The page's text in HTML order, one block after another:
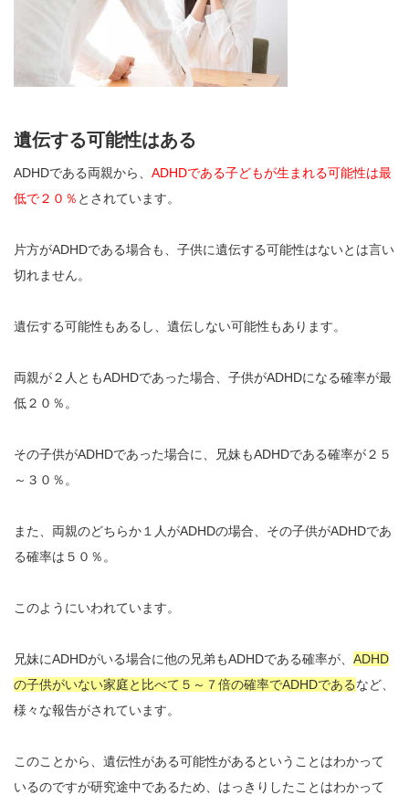
遺伝する可能性はある
ADHDである両親から、 ADHDである子どもが生まれる可能性は最
低で２０％ とされています。
片方がADHDである場合も、子供に遺伝する可能性はないとは言い
切れません。
遺伝する可能性もあるし、遺伝しない可能性もあります。
両親が２人ともADHDであった場合、子供がADHDになる確率が最
低２０％。
その子供がADHDであった場合に、兄妹もADHDである確率が２５
～３０％。
また、両親のどちらか１人がADHDの場合、その子供がADHDであ
る確率は５０％。
このようにいわれています。
兄妹にADHDがいる場合に他の兄弟もADHDである確率が、 ADHD
の子供がいない家庭と比べて５～７倍の確率でADHDであるなど、
様々な報告がされています。
このことから、遺伝性がある可能性があるということはわかって
いるのですが研究途中であるため、はっきりしたことはわかって